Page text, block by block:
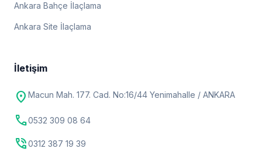
Ankara Bahçe İlaçlama
Ankara Site İlaçlama
İletişim
location_on Macun Mah. 177. Cad. No:16/44 Yenimahalle / ANKARA
call0532 309 08 64
phone_in_talk0312 387 19 39